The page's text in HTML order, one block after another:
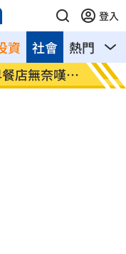
登入
資 熱門 影
社會
店無奈嘆1
蔡阿
片